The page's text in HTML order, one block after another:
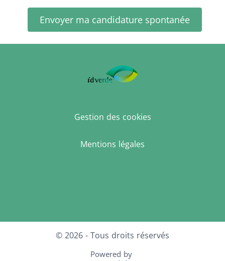
Envoyer ma candidature spontanée
Gestion des cookies
Mentions légales
© 2026 - Tous droits réservés
Powered by